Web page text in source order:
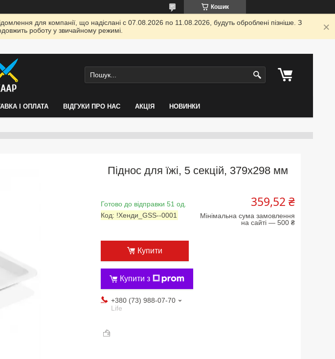
Кошик
для компанії, що надіслані с 07.08.2026 по 11.08.2026, будуть оброблені пізніше. З
роботу у звичайному режимі.
І ОПЛАТА ВІДГУКИ ПРО НАС АКЦІЯ НОВИНКИ
Піднос для їжі, 5 секцій, 379х298 мм
Готово до відправки 51 од.
Код: !Хенди_GSS--0001
359,52 ₴
Мінімальна сума замовлення
на сайті — 500 ₴
Купити
Купити з
+380 (73) 988-07-70
Life